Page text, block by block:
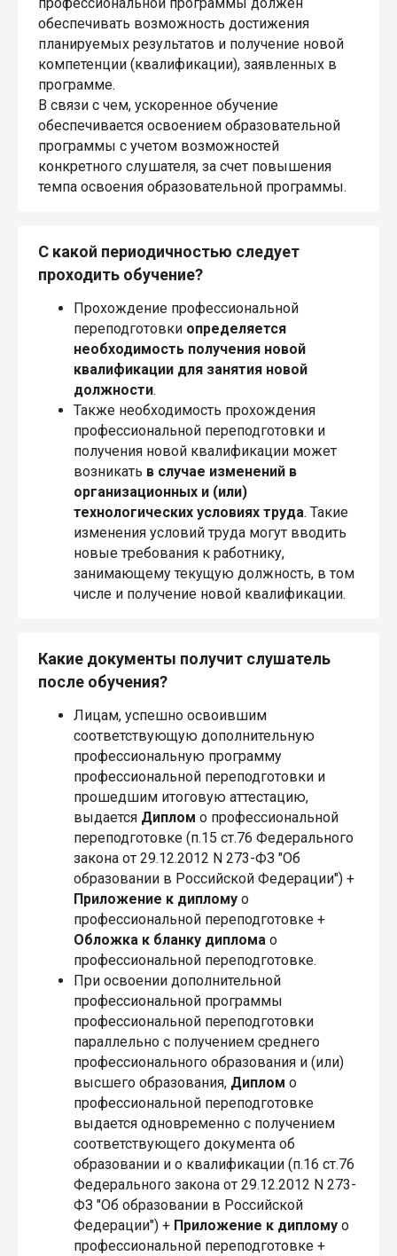
обеспечивать возможность достижения
планируемых результатов и получение новой
компетенции (квалификации), заявленных в
программе.
В связи с чем, ускоренное обучение
обеспечивается освоением образовательной
программы с учетом возможностей
конкретного слушателя, за счет повышения
темпа освоения образовательной программы.
С какой периодичностью следует
проходить обучение?
Прохождение профессиональной
переподготовки определяется
необходимость получения новой
квалификации для занятия новой
должности.
Также необходимость прохождения
профессиональной переподготовки и
получения новой квалификации может
возникать в случае изменений в
организационных и (или)
технологических условиях труда. Такие
изменения условий труда могут вводить
новые требования к работнику,
занимающему текущую должность, в том
числе и получение новой квалификации.
Какие документы получит слушатель
после обучения?
Лицам, успешно освоившим
соответствующую дополнительную
профессиональную программу
профессиональной переподготовки и
прошедшим итоговую аттестацию,
выдается Диплом о профессиональной
переподготовке (п.15 ст.76 Федерального
закона от 29.12.2012 N 273-ФЗ "Об
образовании в Российской Федерации") +
Приложение к диплому о
профессиональной переподготовке +
Обложка к бланку диплома о
профессиональной переподготовке.
При освоении дополнительной
профессиональной программы
профессиональной переподготовки
параллельно с получением среднего
профессионального образования и (или)
высшего образования, Диплом о
профессиональной переподготовке
выдается одновременно с получением
соответствующего документа об
образовании и о квалификации (п.16 ст.76
Федерального закона от 29.12.2012 N 273-
ФЗ "Об образовании в Российской
Федерации") + Приложение к диплому о
профессиональной переподготовке +